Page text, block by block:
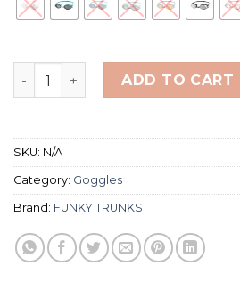
FUNKY Training Machine
ADD TO CART
SKU: N/A
Category: Goggles
Brand: FUNKY TRUNKS